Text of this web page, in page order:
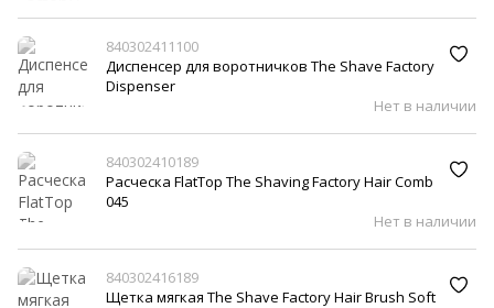
840302411100
Диспенсер для воротничков The Shave Factory
Dispenser
Нет в наличии
840302410189
Расческа FlatTop The Shaving Factory Hair Comb
045
Нет в наличии
840302416189
Щетка мягкая The Shave Factory Hair Brush Soft